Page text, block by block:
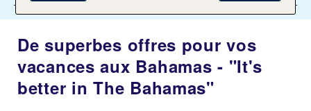
De superbes offres pour vos
vacances aux Bahamas - "It's
better in The Bahamas"